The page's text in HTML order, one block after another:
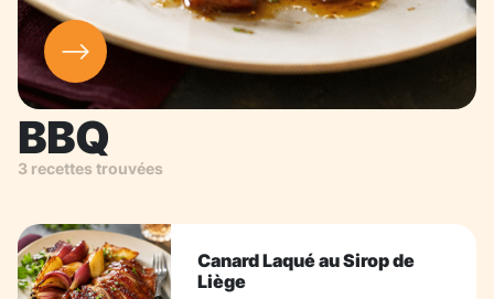
BBQ
3 recettes trouvées
Canard Laqué au Sirop de
Liège